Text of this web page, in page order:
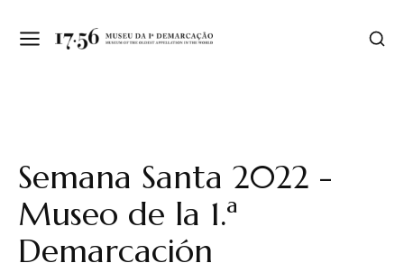
Semana Santa 2022 -
Museo de la 1.ª
Demarcación